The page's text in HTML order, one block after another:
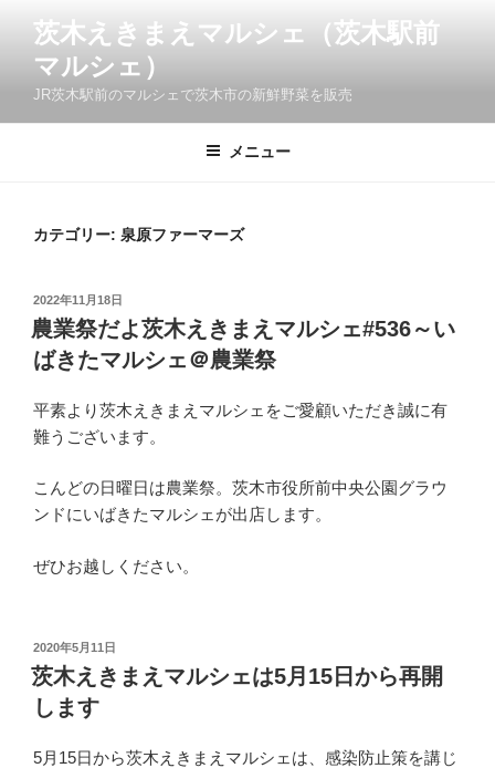
茨木えきまえマルシェ（茨木駅前
マルシェ）
JR茨木駅前のマルシェで茨木市の新鮮野菜を販売
メニュー
カテゴリー: 泉原ファーマーズ
投
稿
日:
2022年11月18日
農業祭だよ茨木えきまえマルシェ#536～い
ばきたマルシェ＠農業祭
平素より茨木えきまえマルシェをご愛顧いただき誠に有
難うございます。
こんどの日曜日は農業祭。茨木市役所前中央公園グラウ
ンドにいばきたマルシェが出店します。
ぜひお越しください。
投
稿
日:
2020年5月11日
茨木えきまえマルシェは5月15日から再開
します
5月15日から茨木えきまえマルシェは、感染防止策を講じ